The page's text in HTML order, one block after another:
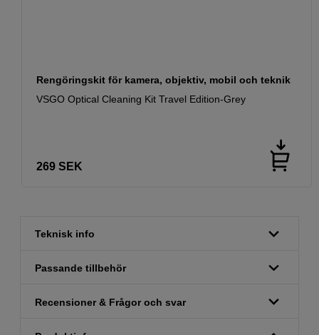
Rengöringskit för kamera, objektiv, mobil och teknik
VSGO Optical Cleaning Kit Travel Edition-Grey
269 SEK
Teknisk info
Passande tillbehör
Recensioner & Frågor och svar